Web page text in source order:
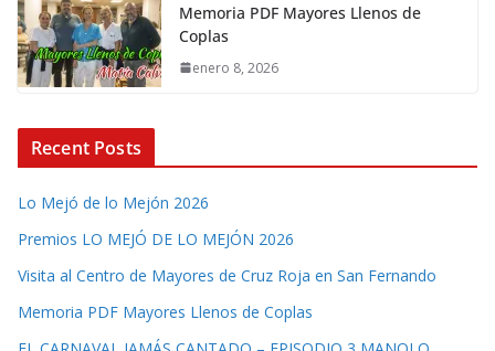
Memoria PDF Mayores Llenos de
Coplas
enero 8, 2026
Recent Posts
Lo Mejó de lo Mejón 2026
Premios LO MEJÓ DE LO MEJÓN 2026
Visita al Centro de Mayores de Cruz Roja en San Fernando
Memoria PDF Mayores Llenos de Coplas